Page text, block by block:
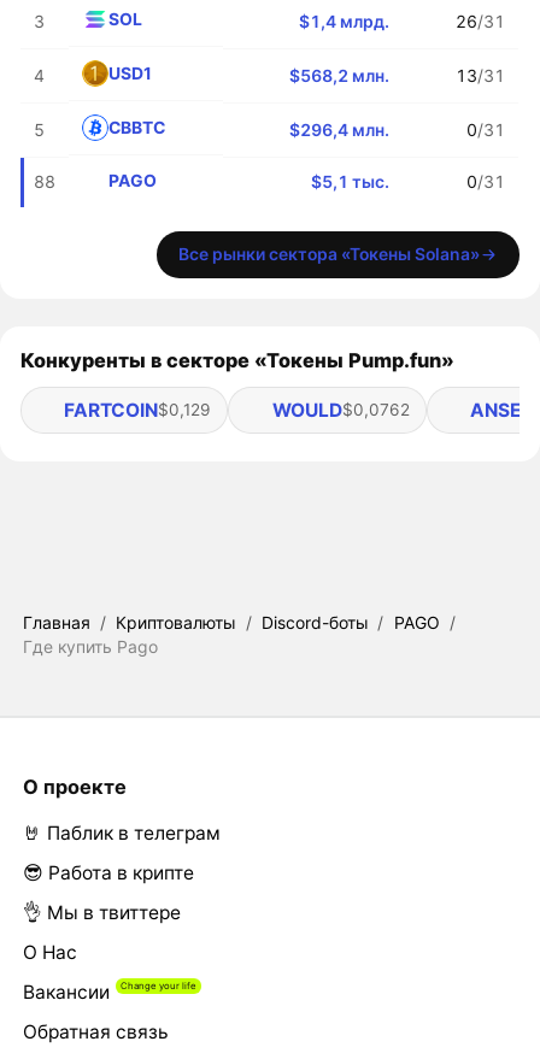
3 SOL $1,4 млрд. 26/31
4 USD1 $568,2 млн. 13/31
5 CBBTC $296,4 млн. 0/31
88 PAGO $5,1 тыс. 0/31
Все рынки сектора «Токены Solana»
Конкуренты в секторе «Токены Pump.fun»
FARTCOIN$0,129 WOULD$0,0762 ANSEM
Главная / Криптовалюты / Discord-боты / PAGO /
Где купить Pago
О проекте
🤘 Паблик в телеграм
😎 Работа в крипте
👌 Мы в твиттере
О Нас
Вакансии
Обратная связь